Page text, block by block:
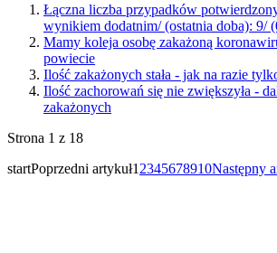
Łączna liczba przypadków
wynikiem dodatnim/ (ostatnia doba): 9/
Mamy koleja osobę zakażoną
powiecie
Ilość zakażonych stała - jak na razie
Ilość zachorowań się nie zwiększyła -
zakażonych
Strona 1 z 18
startPoprzedni artykuł1 2345678910Następny